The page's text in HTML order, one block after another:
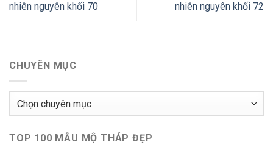
nhiên nguyên khối 70
nhiên nguyên khối 72
CHUYÊN MỤC
Chuyên
TOP 100 MẪU MỘ THÁP ĐẸP